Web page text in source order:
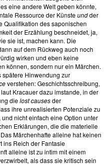
eine andere Welt geben könnte,
Ressource der Künsteundder
Qualifikation des saponischen
der Erzählung beschneidet, ja,
sie ist, machen kann. Die
auf dem Rückweg auch noch
wirken und eben keine
können, sondern nur ein Märchen.
spätere Hinwendung zur
verstehen: Geschichtsschreibung,
Kracauer dazu imstande, in der
dielost causesder
ihre unrealisierten Potenziale zu
nicht einfach eine Option unter
Erklärungen, die die materielle
Märchenhafte alleine hat keinen
ins Reich der Fantasie
alleine ist zu intim mit einem
als dass sie kritisch sein